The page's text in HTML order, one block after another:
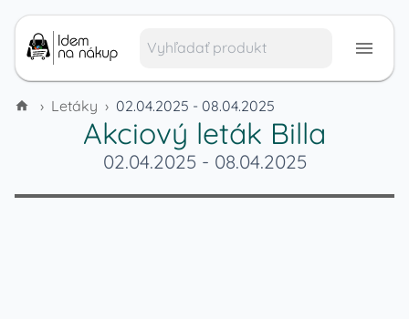
› Letáky › 02.04.2025 - 08.04.2025
Akciový leták Billa
02.04.2025 - 08.04.2025